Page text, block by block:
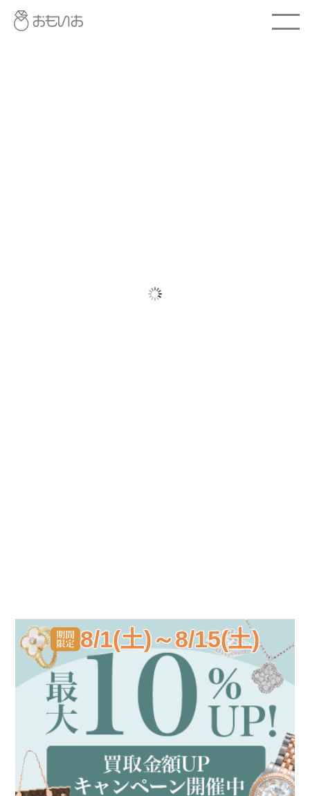
8/1(土)～8/15(土)